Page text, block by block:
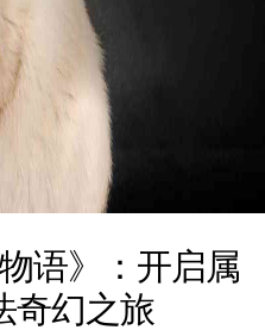
语》：开启属
奇幻之旅